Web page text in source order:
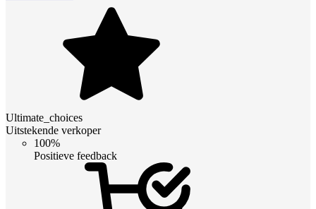
Ultimate_choices
Uitstekende verkoper
100%
Positieve feedback